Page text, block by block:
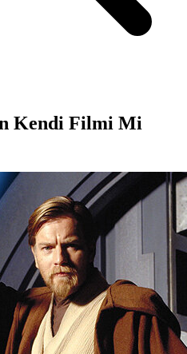
Kendi Filmi Mi